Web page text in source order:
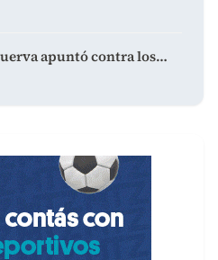
apuntó contra los…